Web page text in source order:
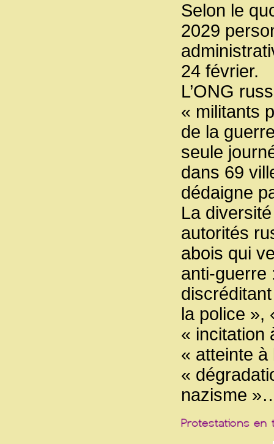
Selon le
2029
24 février.
L’ONG
« militants
de la
seule
dans 69
dédaigne
La
autorités
abois qui
anti-guerre
la police »,
« incitation
« atteinte
«
nazisme